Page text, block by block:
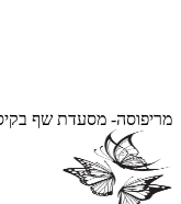
מריפוסה- מסעדת שף